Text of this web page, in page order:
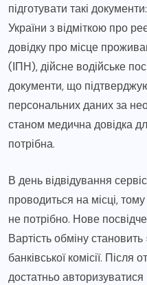
підготувати такі
України з відміткою про
довідку про місце
(ІПН), дійсне водійське
документи, що
персональних даних за
станом медична довідка
потрібна.
В день відвідування
проводиться на місці,
не потрібно. Нове
Вартість обміну
банківської комісії.
достатньо авторизуватися